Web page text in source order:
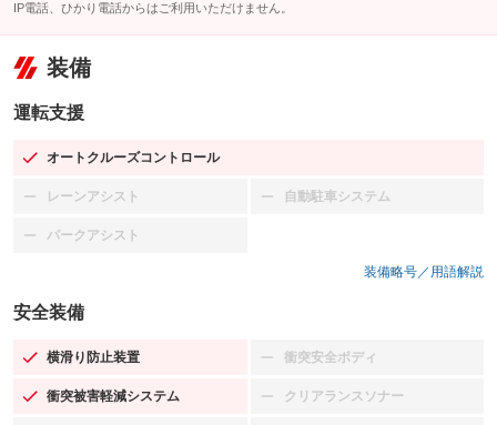
IP電話、ひかり電話からはご利用いただけません。
装備
運転支援
オートクルーズコントロール
：装備あり
レーンアシスト
：装備なし 自動駐車システム
：装備なし
パークアシスト
：装備なし
装備略号／用語解説
安全装備
横滑り防止装置
：装備あり 衝突安全ボディ
：装備なし
衝突被害軽減システム
：装備あり クリアランスソナー
：装備なし